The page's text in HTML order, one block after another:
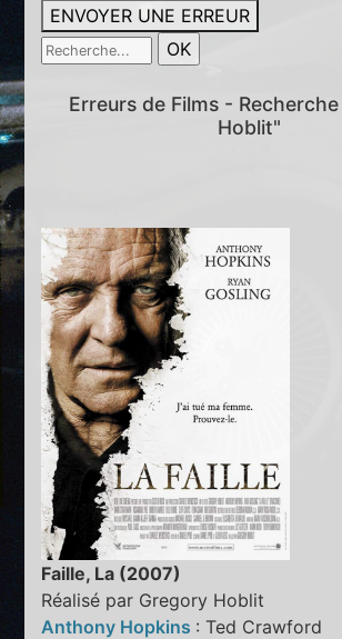
ENVOYER UNE ERREUR
Erreurs de Films -
Hoblit"
Faille, La (2007)
Réalisé par Gregory Hoblit
Anthony Hopkins : Ted Crawford